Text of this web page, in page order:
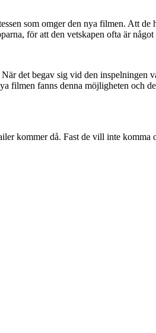
som omger den nya filmen. Att de
för att den vetskapen ofta är
det begav sig vid den
filmen fanns denna möjligheten och
kommer då. Fast de vill inte komma